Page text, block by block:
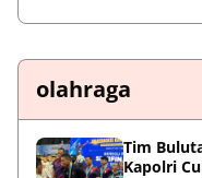
olahraga
Tim
Kapolri